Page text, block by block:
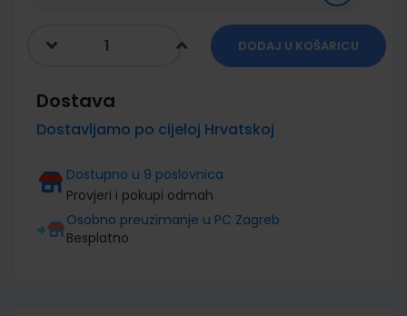
DODAJ U KOŠARICU
Dostava
Dostavljamo po cijeloj Hrvatskoj
Dostupno u 9 poslovnica
Provjeri i pokupi odmah
Osobno preuzimanje u PC Zagreb
Besplatno